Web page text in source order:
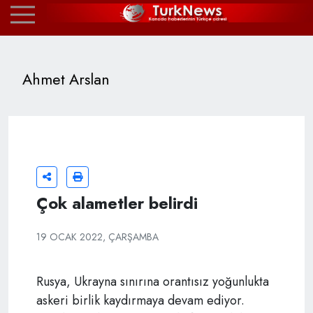
Ahmet Arslan
Çok alametler belirdi
19 OCAK 2022, ÇARŞAMBA
Rusya, Ukrayna sınırına orantısız yoğunlukta
askeri birlik kaydırmaya devam ediyor.